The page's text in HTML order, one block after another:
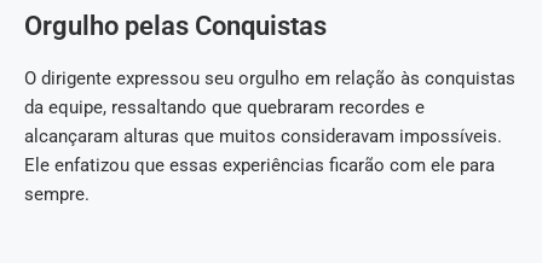
Orgulho pelas Conquistas
O dirigente expressou seu orgulho em relação às conquistas
da equipe, ressaltando que quebraram recordes e
alcançaram alturas que muitos consideravam impossíveis.
Ele enfatizou que essas experiências ficarão com ele para
sempre.